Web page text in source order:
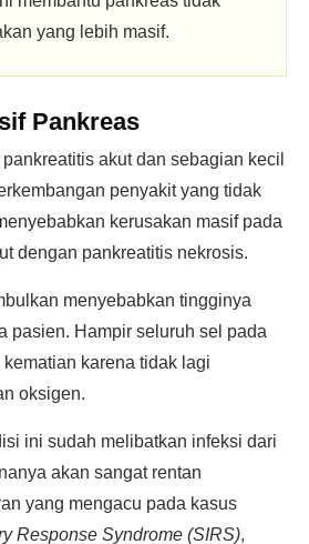
yang lebih masif.
Pankreas
akut dan sebagian kecil
penyakit yang tidak
kerusakan masif pada
dengan pankreatitis nekrosis.
menyebabkan tingginya
pasien. Hampir seluruh sel pada
karena tidak lagi
oksigen.
ini sudah melibatkan infeksi dari
akan sangat rentan
yang mengacu pada kasus
Response Syndrome (SIRS),